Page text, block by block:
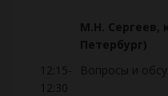
М.Н. Сергеев,
Петербург)
12:15-
12:30
Вопросы и